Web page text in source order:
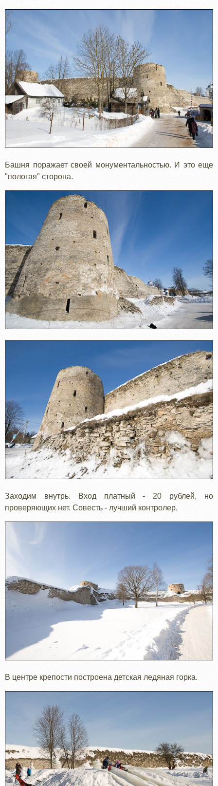
Башня поражает своей монументальностью. И это еще
"пологая" сторона.
Заходим внутрь. Вход платный - 20 рублей, но
проверяющих нет. Совесть - лучший контролер.
В центре крепости построена детская ледяная горка.